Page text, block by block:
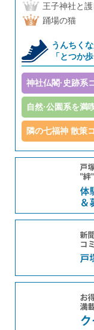
王子神社と
踊場の猫
うんちく
「とつか
神社仏閣·史跡系
自然·公園系を満
隣の七福神 散策